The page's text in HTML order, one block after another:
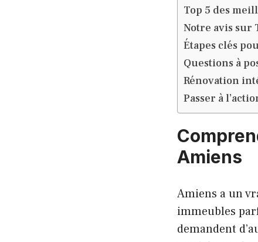
Top 5 des
Notre avis sur
Étapes clés
Questions à
Rénovation
Passer à
Amiens
Amiens a un
immeubles
demandent